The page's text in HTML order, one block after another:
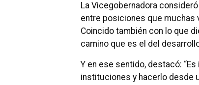
La Vicegobernadora
entre posiciones que muchas
Coincido también con lo que
camino que es el del
Y en ese sentido, destacó:
instituciones y hacerlo desde